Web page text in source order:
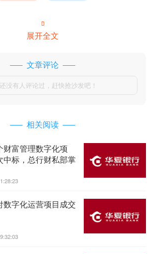

展开全文
文章评论
还没有人评论过，赶快抢沙发吧！
相关阅读
富管理数字化项
中标，总行财私部掌
字化运营项目成交